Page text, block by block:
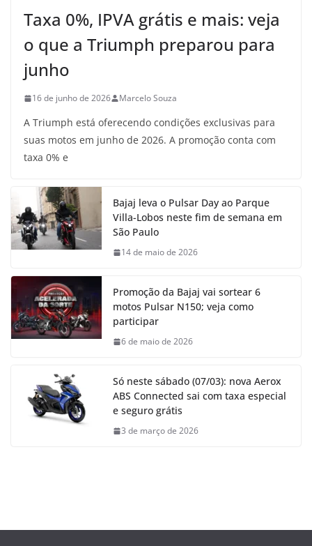
Taxa 0%, IPVA grátis e mais: veja
o que a Triumph preparou para
junho
16 de junho de 2026 Marcelo Souza
A Triumph está oferecendo condições exclusivas para
suas motos em junho de 2026. A promoção conta com
taxa 0% e
Bajaj leva o Pulsar Day ao Parque
Villa-Lobos neste fim de semana em
São Paulo
14 de maio de 2026
Promoção da Bajaj vai sortear 6
motos Pulsar N150; veja como
participar
6 de maio de 2026
Só neste sábado (07/03): nova Aerox
ABS Connected sai com taxa especial
e seguro grátis
3 de março de 2026